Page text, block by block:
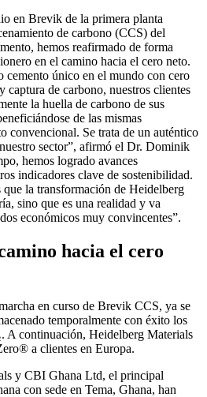
en Brevik de la primera planta
de carbono (CCS) del
hemos reafirmado de forma
en el camino hacia el cero neto.
cemento único en el mundo con cero
captura de carbono, nuestros clientes
la huella de carbono de sus
de las mismas
convencional. Se trata de un auténtico
sector”, afirmó el Dr. Dominik
hemos logrado avances
indicadores clave de sostenibilidad.
que la transformación de Heidelberg
sino que es una realidad y va
económicos muy convincentes”.
hacia el cero
en curso de Brevik CCS, ya se
temporalmente con éxito los
A continuación, Heidelberg Materials
a clientes en Europa.
y CBI Ghana Ltd, el principal
con sede en Tema, Ghana, han